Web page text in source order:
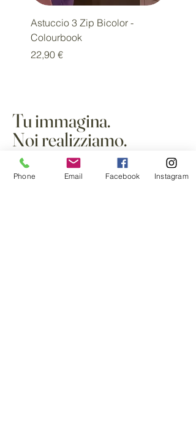
Astuccio 3 Zip Bicolor -
Colourbook
Prezzo
22,90 €
Tu immagina.
Noi realizziamo.
Al servizio delle aziende e dei professionisti
da oltre 20 anni.
Phone Email Facebook Instagram